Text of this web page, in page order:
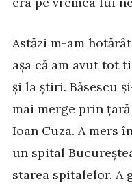
Astăzi m-am
așa că am avut tot
și la știri. Băsescu
mai merge prin
Ioan Cuza. A mers
un spital
starea spitalelor. A